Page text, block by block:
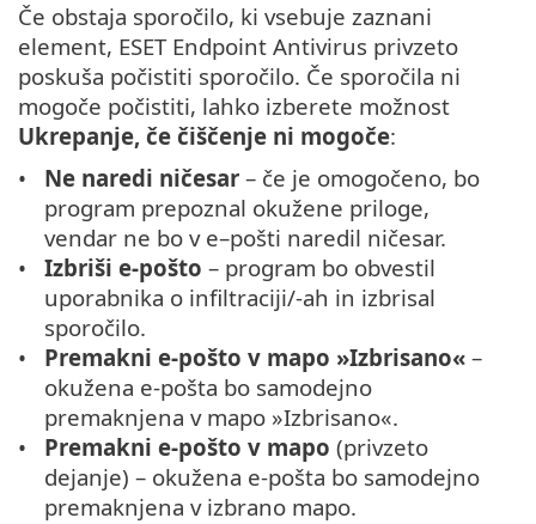
Če obstaja sporočilo, ki vsebuje zaznani
element, ESET Endpoint Antivirus privzeto
poskuša počistiti sporočilo. Če sporočila ni
mogoče počistiti, lahko izberete možnost
Ukrepanje, če čiščenje ni mogoče:
Ne naredi ničesar – če je omogočeno, bo
program prepoznal okužene priloge,
vendar ne bo v e–pošti naredil ničesar.
Izbriši e-pošto – program bo obvestil
uporabnika o infiltraciji/-ah in izbrisal
sporočilo.
Premakni e-pošto v mapo »Izbrisano« –
okužena e-pošta bo samodejno
premaknjena v mapo »Izbrisano«.
Premakni e-pošto v mapo (privzeto
dejanje) – okužena e-pošta bo samodejno
premaknjena v izbrano mapo.